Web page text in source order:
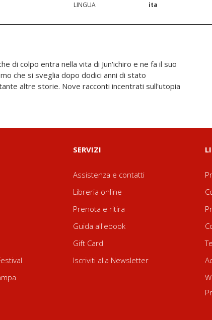
LINGUA
ita
di colpo entra nella vita di Jun'ichiro e ne fa il suo
che si sveglia dopo dodici anni di stato
altre storie. Nove racconti incentrati sull'utopia
la società contemporanea con occhio critico e
SERVIZI
Assistenza e contatti
Libreria online
Prenota e ritira
Guida all'ebook
Gift Card
Iscriviti alla Newsletter